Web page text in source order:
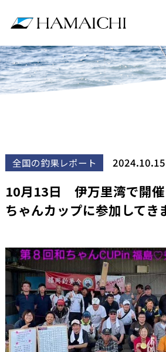
全国の釣果レポート 2024.10.15
10月13日 伊万里湾で開
ちゃんカップに参加してき